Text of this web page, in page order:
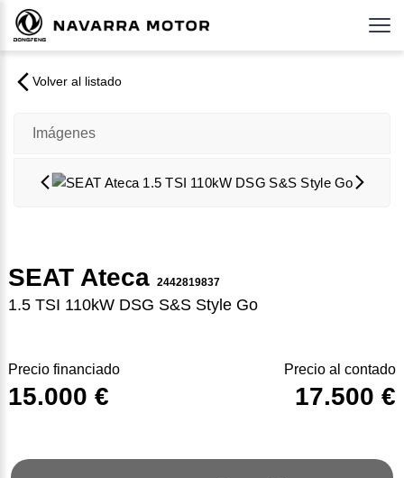
Volver al listado
Imágenes
SEAT Ateca 2442819837
1.5 TSI 110kW DSG S&S Style Go
Precio financiado
15.000 €
Precio al contado
17.500 €